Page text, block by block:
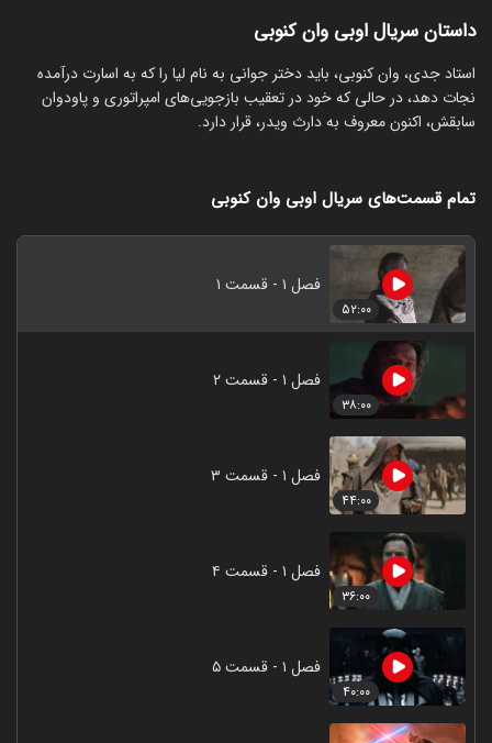
داستان سریال اوبی وان کنوبی
استاد جدی، وان کنوبی، باید دختر جوانی به نام لیا را که به اسارت درآمده
نجات دهد، در حالی که خود در تعقیب بازجویی‌های امپراتوری و پاودوان
سابقش، اکنون معروف به دارث ویدر، قرار دارد.
تمام قسمت‌های سریال اوبی وان کنوبی
۵۲:۰۰
فصل ۱ - قسمت ۱
۳۸:۰۰
فصل ۱ - قسمت ۲
۴۴:۰۰
فصل ۱ - قسمت ۳
۳۶:۰۰
فصل ۱ - قسمت ۴
۴۰:۰۰
فصل ۱ - قسمت ۵